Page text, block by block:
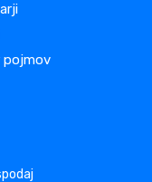
pojmov